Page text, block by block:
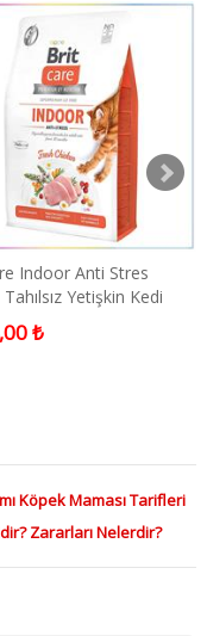
Indoor Anti Stres
Tahılsız Yetişkin Kedi
2 Kg₺
Köpek Maması Tarifleri
Zararları Nelerdir?